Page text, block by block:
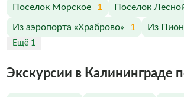
Поселок Морское 1 Поселок
Из аэропорта «Храброво» 1 Из
Ещё 1
Экскурсии в Калининграде